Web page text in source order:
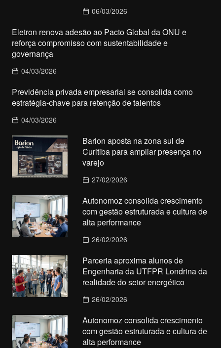
06/03/2026
Eletron renova adesão ao Pacto Global da ONU e
reforça compromisso com sustentabilidade e
governança
04/03/2026
Previdência privada empresarial se consolida como
estratégia-chave para retenção de talentos
04/03/2026
Barion aposta na zona sul de
Curitiba para ampliar presença no
varejo
27/02/2026
Autonomoz consolida crescimento
com gestão estruturada e cultura de
alta performance
26/02/2026
Parceria aproxima alunos de
Engenharia da UTFPR Londrina da
realidade do setor energético
26/02/2026
Autonomoz consolida crescimento
com gestão estruturada e cultura de
alta performance